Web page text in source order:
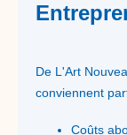
De L'Art
conviennent
Coûts